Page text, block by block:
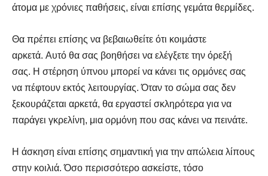
άτομα με χρόνιες παθήσεις, είναι επίσης γεμάτα θερμίδες.
Θα πρέπει επίσης να βεβαιωθείτε ότι κοιμάστε
αρκετά. Αυτό θα σας βοηθήσει να ελέγξετε την όρεξή
σας. Η στέρηση ύπνου μπορεί να κάνει τις ορμόνες σας
να πέφτουν εκτός λειτουργίας. Όταν το σώμα σας δεν
ξεκουράζεται αρκετά, θα εργαστεί σκληρότερα για να
παράγει γκρελίνη, μια ορμόνη που σας κάνει να πεινάτε.
Η άσκηση είναι επίσης σημαντική για την απώλεια λίπους
στην κοιλιά. Όσο περισσότερο ασκείστε, τόσο